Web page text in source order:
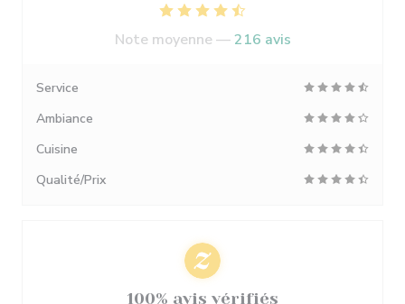
Note moyenne —216 avis
Service
Ambiance
Cuisine
Qualité/Prix
100% avis vérifiés